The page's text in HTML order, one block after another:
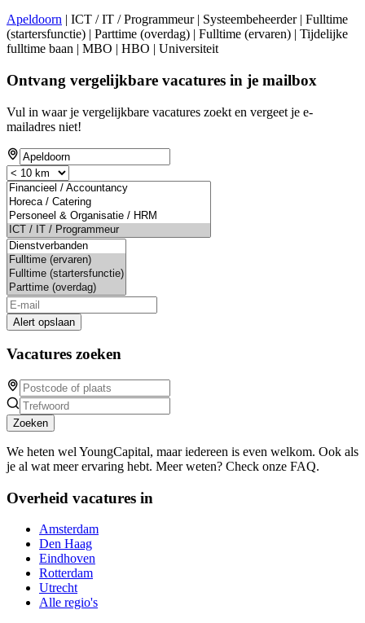
Apeldoorn | ICT / IT / Programmeur | Systeembeheerder | Fulltime
(startersfunctie) | Parttime (overdag) | Fulltime (ervaren) | Tijdelijke
fulltime baan | MBO | HBO | Universiteit
Ontvang vergelijkbare vacatures in je mailbox
Vul in waar je vergelijkbare vacatures zoekt en vergeet je e-
mailadres niet!
Alert opslaan
Vacatures zoeken
Zoeken
We heten wel YoungCapital, maar iedereen is even welkom. Ook als
je al wat meer ervaring hebt. Meer weten? Check onze FAQ.
Overheid vacatures in
Amsterdam
Den Haag
Eindhoven
Rotterdam
Utrecht
Alle regio's